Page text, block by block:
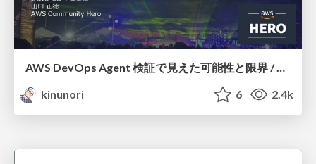
AWS DevOps Agent 検証で見えた可能性と限界 / AWS DevOps Agent
kinunori
6 2.4k